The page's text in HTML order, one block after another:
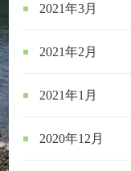
2021年3月
2021年2月
2021年1月
2020年12月